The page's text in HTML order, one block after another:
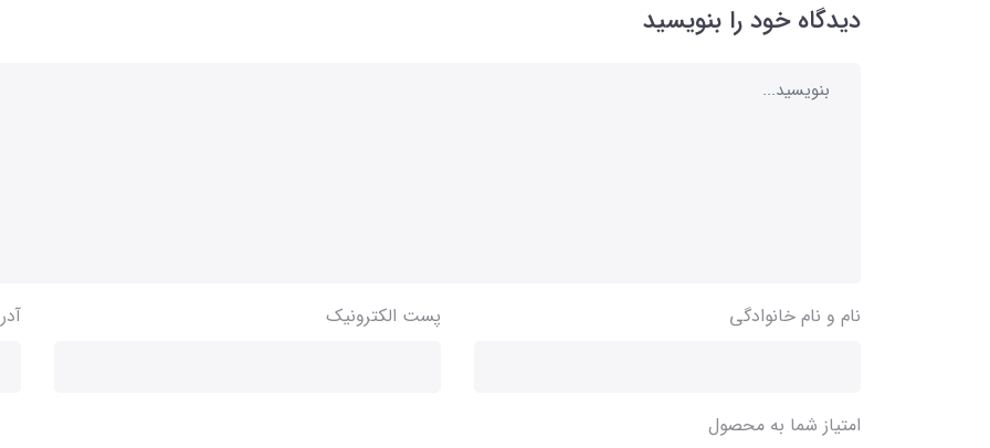
دیدگاه خود را بنویسید
نام و نام خانوادگی پست الکترونیک
امتیاز شما به محصول